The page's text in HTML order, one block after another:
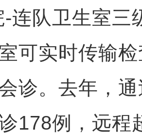
-连队卫生室三
可实时传输
诊。去年，
178例，远程